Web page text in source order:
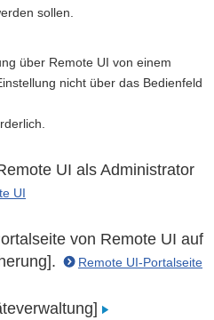
sollen.
über Remote UI von einem
nicht über das Bedienfeld
UI als Administrator
UI
von Remote UI auf
Remote UI-Portalseite